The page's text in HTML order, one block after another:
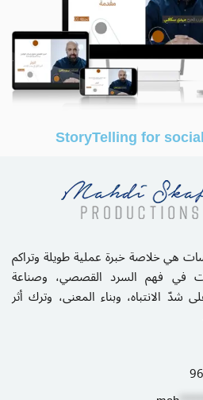
StoryTelling for
هي خلاصة خبرة عملية طويلة وتراكم
في فهم السرد القصصي، وصناعة
الانتباه، وبناء المعنى، وترك أثر